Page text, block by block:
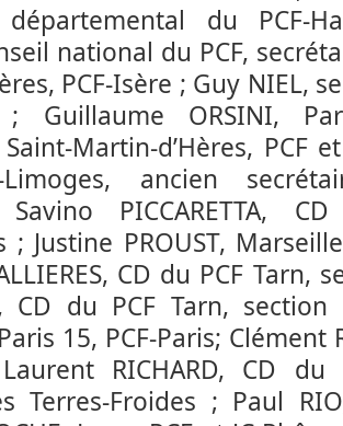
départemental du PCF-
national du PCF,
PCF-Isère ; Guy NIEL,
; Guillaume ORSINI,
Saint-Martin-d’Hères, PCF
Limoges, ancien
PICCARETTA,
; Justine PROUST,
CD du PCF Tarn,
CD du PCF Tarn,
15, PCF-Paris; Clément
Laurent RICHARD, CD
Terres-Froides ; Paul